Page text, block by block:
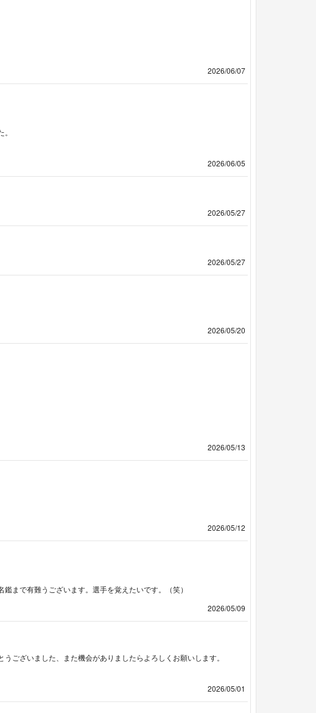
2026/06/07
2026/06/05
2026/05/27
2026/05/27
2026/05/20
2026/05/13
2026/05/12
まで有難うございます。選手を覚えたいです。（笑）
2026/05/09
ございました、また機会がありましたらよろしくお願いします。
2026/05/01